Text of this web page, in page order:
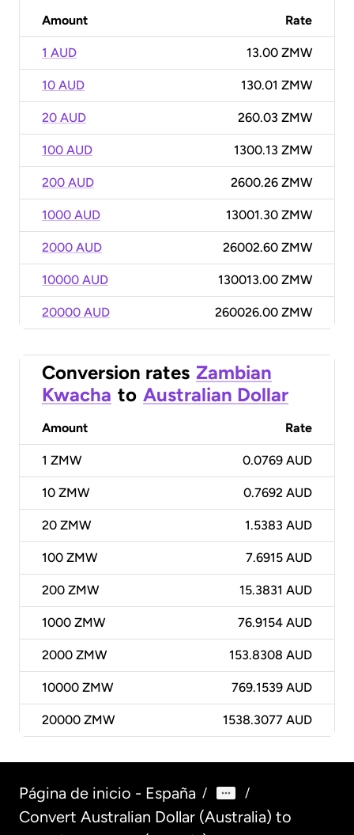
Amount Rate
1 AUD 13.00 ZMW
10 AUD 130.01 ZMW
20 AUD 260.03 ZMW
100 AUD 1300.13 ZMW
200 AUD 2600.26 ZMW
1000 AUD 13001.30 ZMW
2000 AUD 26002.60 ZMW
10000 AUD 130013.00 ZMW
20000 AUD 260026.00 ZMW
Conversion rates Zambian
Kwacha to Australian Dollar
Amount Rate
1 ZMW 0.0769 AUD
10 ZMW 0.7692 AUD
20 ZMW 1.5383 AUD
100 ZMW 7.6915 AUD
200 ZMW 15.3831 AUD
1000 ZMW 76.9154 AUD
2000 ZMW 153.8308 AUD
10000 ZMW 769.1539 AUD
20000 ZMW 1538.3077 AUD
Página de inicio - España / /
Convert Australian Dollar (Australia) to